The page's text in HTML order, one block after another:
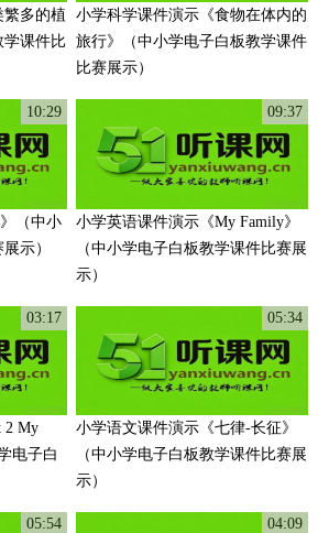
多的植
学课件比
小学科学课件演示《食物在体内的
旅行》（中小学电子白板教学课件
比赛展示）
10:29
（中小
示）
09:37
小学英语课件演示《My Family》
（中小学电子白板教学课件比赛展
示）
03:17
2 My
电子白
05:34
小学语文课件演示《七律-长征》
（中小学电子白板教学课件比赛展
示）
05:54 04:09